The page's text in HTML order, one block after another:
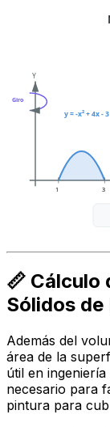
Y
y = -x² + 4x - 3
1 3
Giro
📏 Cálculo
Sólidos de
Además del
área de la
útil en
necesario para
pintura para